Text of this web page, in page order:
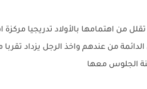
من اهتمامها بالأولاد تدريجيا
من عندهم واخذ الرجل يزداد تقربا
الجلوس معها